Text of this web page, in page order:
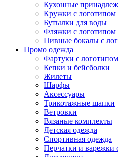
Кухонные
Кружки с логотипом
Бутылки для воды
Фляжки с логотипом
Пивные бокалы с
Промо одежда
Фартуки с логотипом
Кепки и бейсболки
Жилеты
Шарфы
Аксессуары
Трикотажные шапки
Ветровки
Вязаные комплекты
Детская одежда
Спортивная одежда
Перчатки и варежки